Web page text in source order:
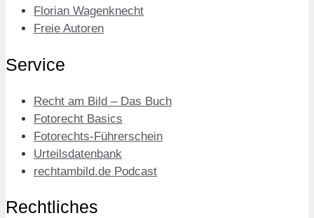
Florian Wagenknecht
Freie Autoren
Service
Recht am Bild – Das Buch
Fotorecht Basics
Fotorechts-Führerschein
Urteilsdatenbank
rechtambild.de Podcast
Rechtliches